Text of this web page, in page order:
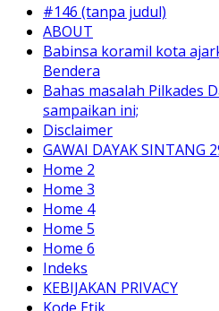
#146 (tanpa judul)
ABOUT
Babinsa koramil kota
Bendera
Bahas masalah Pilkades
sampaikan ini;
Disclaimer
GAWAI DAYAK SINTANG
Home 2
Home 3
Home 4
Home 5
Home 6
Indeks
KEBIJAKAN PRIVACY